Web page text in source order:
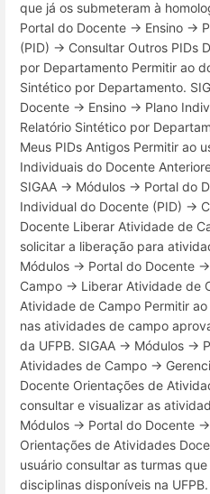
que já os submeteram à
Portal do Docente → Ensino →
(PID) → Consultar Outros PIDs
por Departamento Permitir ao
Sintético por Departamento.
Docente → Ensino → Plano
Relatório Sintético por
Meus PIDs Antigos Permitir ao
Individuais do Docente
SIGAA → Módulos → Portal do
Individual do Docente (PID) →
Docente Liberar Atividade de
solicitar a liberação para
Módulos → Portal do Docente
Campo → Liberar Atividade de
Atividade de Campo Permitir
nas atividades de campo
da UFPB. SIGAA → Módulos →
Atividades de Campo →
Docente Orientações de
consultar e visualizar as
Módulos → Portal do Docente
Orientações de Atividades
usuário consultar as turmas
disciplinas disponíveis na